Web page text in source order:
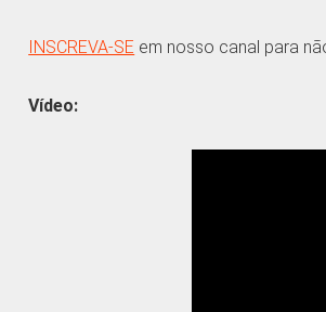
INSCREVA-SE em nosso canal para
Vídeo: